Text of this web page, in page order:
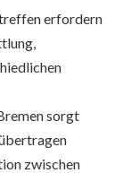
erfordern
sorgt
zwischen